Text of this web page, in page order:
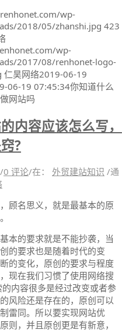
wp-
2018/05/zhanshi.jpg 423
wp-
2017/08/renhonet-logo-
仁昊网络2019-06-19
06-19 07:45:34你知道什么
网站吗
内容应该怎么写，
?
/0 评论/在： 外贸建站知识 /通
顾名思义，就是最基本的原
本的要求就是不能抄袭，当
的要求也是随着时代的变
的变化，原创的要求与程度
现在我们习惯了使用网络搜
内容很多是经过改变或者参
风险还是存在的，原创可以
雷同。所以要实现网站优
则，并且原创更是有新意，